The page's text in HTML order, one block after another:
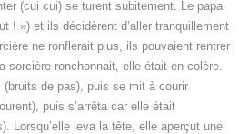
(cui cui) se turent subitement. Le papa
! ») et ils décidèrent d’aller tranquillement
ne ronflerait plus, ils pouvaient rentrer
sorcière ronchonnait, elle était en colère.
(bruits de pas), puis se mit à courir
puis s’arrêta car elle était
Lorsqu’elle leva la tête, elle aperçut une